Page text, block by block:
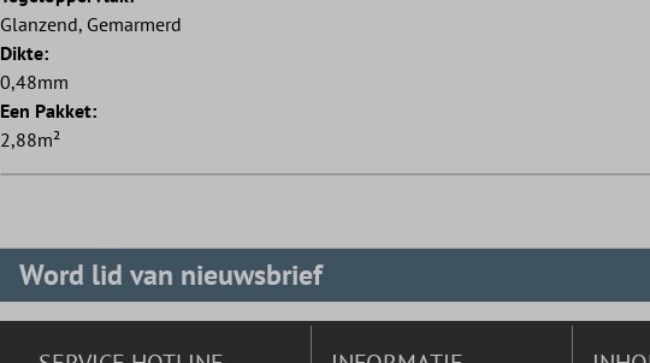
Glanzend, Gemarmerd
Dikte:
0,48mm
Een Pakket:
2,88m²
Word lid van nieuwsbrief